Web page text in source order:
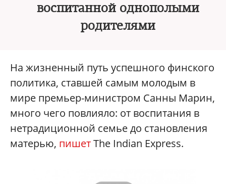
воспитанной однополыми
родителями
На жизненный путь успешного финского
политика, ставшей самым молодым в
мире премьер-министром Санны Марин,
много чего повлияло: от воспитания в
нетрадиционной семье до становления
матерью, пишетThe Indian Express.